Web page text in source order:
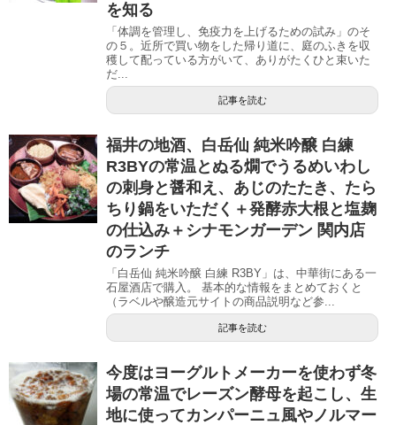
を知る
「体調を管理し、免疫力を上げるための試み」のそ
の５。近所で買い物をした帰り道に、庭のふきを収
穫して配っている方がいて、ありがたくひと束いた
だ...
記事を読む
福井の地酒、白岳仙 純米吟醸 白練
R3BYの常温とぬる燗でうるめいわし
の刺身と醤和え、あじのたたき、たら
ちり鍋をいただく＋発酵赤大根と塩麹
の仕込み＋シナモンガーデン 関内店
のランチ
「白岳仙 純米吟醸 白練 R3BY」は、中華街にある一
石屋酒店で購入。 基本的な情報をまとめておくと
（ラベルや醸造元サイトの商品説明など参...
記事を読む
今度はヨーグルトメーカーを使わず冬
場の常温でレーズン酵母を起こし、生
地に使ってカンパーニュ風やノルマー